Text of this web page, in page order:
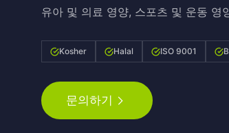
유아 및 의료 영양, 스포츠 및 운동 영
Kosher Halal ISO 9001
문의하기